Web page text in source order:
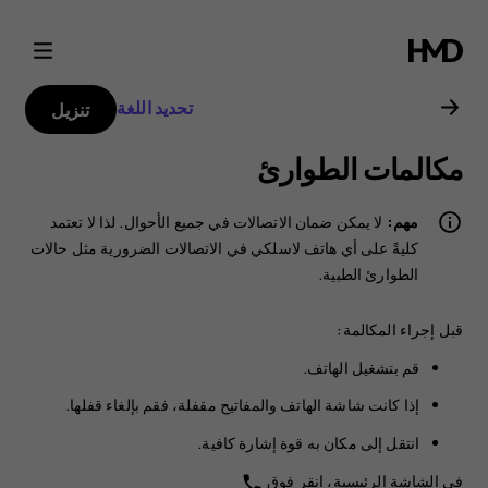
دليل
مستخدم
Nokia
G21
تحديد اللغة تنزيل
مكالمات الطوارئ
مهم: لا يمكن ضمان الاتصالات في جميع الأحوال. لذا لا تعتمد
كليةً على أي هاتف لاسلكي في الاتصالات الضرورية مثل حالات
الطوارئ الطبية.
قبل إجراء المكالمة:
قم بتشغيل الهاتف.
إذا كانت شاشة الهاتف والمفاتيح مقفلة، فقم بإلغاء قفلها.
انتقل إلى مكان به قوة إشارة كافية.
في الشاشة الرئيسية، انقر فوق phone